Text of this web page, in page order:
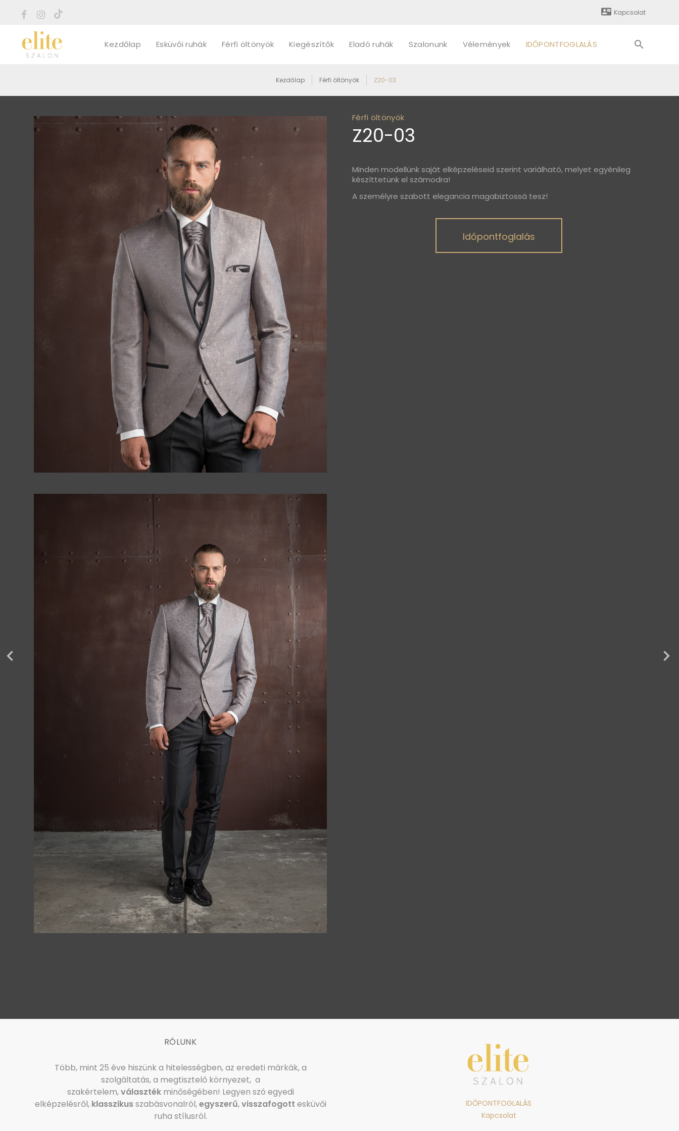
Kapcsolat
Kezdőlap Esküvői ruhák Férfi öltönyök Kiegészítők Eladó ruhák Szalonunk Vélemények IDŐPONTFOGLALÁS
Kezdőlap Férfi öltönyök Z20-03
Férfi öltönyök
Z20-03
Minden modellünk saját elképzeléseid szerint variálható, melyet egyénileg
készíttetünk el számodra!
A személyre szabott elegancia magabiztossá tesz!
Időpontfoglalás
RÓLUNK
Több, mint 25 éve hiszünk a hitelességben, az eredeti márkák, a
szolgáltatás, a megtisztelő környezet, a
szakértelem,választék minőségében! Legyen szó egyedi
elképzelésről, klasszikusszabásvonalról,egyszerű,visszafogott esküvői
ruha stílusról.
IDŐPONTFOGLALÁS
Kapcsolat